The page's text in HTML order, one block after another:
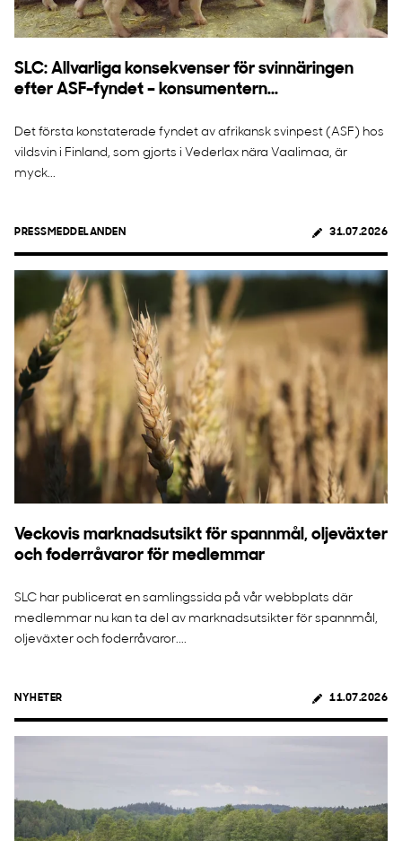
SLC: Allvarliga konsekvenser för svinnäringen
efter ASF-fyndet – konsumentern...
Det första konstaterade fyndet av afrikansk svinpest (ASF) hos
vildsvin i Finland, som gjorts i Vederlax nära Vaalimaa, är
myck...
PRESSMEDDELANDEN 31.07.2026
Veckovis marknadsutsikt för spannmål, oljeväxter
och foderråvaror för medlemmar
SLC har publicerat en samlingssida på vår webbplats där
medlemmar nu kan ta del av marknadsutsikter för spannmål,
oljeväxter och foderråvaror....
NYHETER 11.07.2026